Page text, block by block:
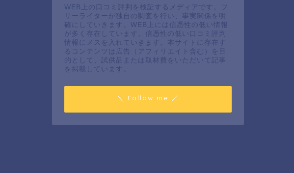
WEB上の口コミ評判を検証するメディアです。フ
リーライターが独自の調査を行い、事実関係を明
確にしていきます。WEB上には信憑性の低い情報
が多く存在しています。信憑性の低い口コミ評判
情報にメスを入れていきます。本サイトに存在す
るコンテンツは広告（アフィリエイト含む）を目
的として、試供品または取材費をいただいて記事
を掲載しています。
＼ Follow me ／